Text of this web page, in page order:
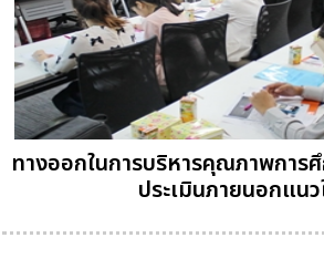
ทางออกในการบริหารคุณภาพการ
ประเมินภายนอกแน